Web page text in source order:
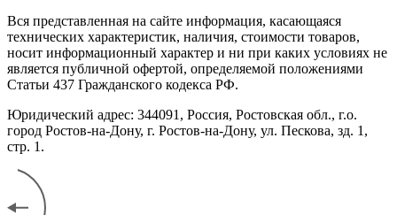
Вся представленная на сайте информация, касающаяся
технических характеристик, наличия, стоимости товаров,
носит информационный характер и ни при каких условиях не
является публичной офертой, определяемой положениями
Статьи 437 Гражданского кодекса РФ.
Юридический адрес: 344091, Россия, Ростовская обл., г.о.
город Ростов-на-Дону, г. Ростов-на-Дону, ул. Пескова, зд. 1,
стр. 1.